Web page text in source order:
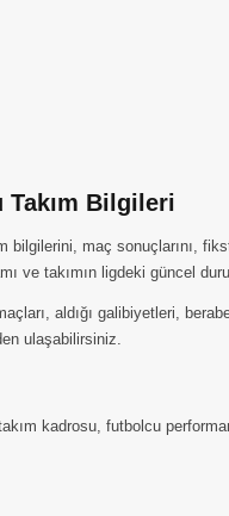
Takım Bilgileri
bilgilerini, maç sonuçlarını,
ve takımın ligdeki güncel
aldığı galibiyetleri,
ulaşabilirsiniz.
kadrosu, futbolcu